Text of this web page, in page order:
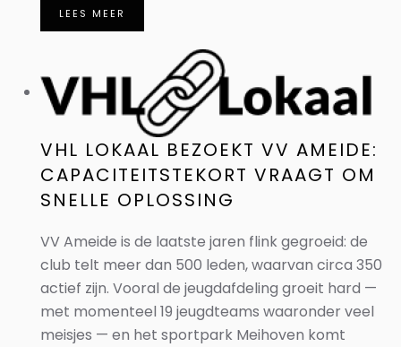
LEES MEER
VHL LOKAAL BEZOEKT VV AMEIDE:
CAPACITEITSTEKORT VRAAGT OM
SNELLE OPLOSSING
VV Ameide is de laatste jaren flink gegroeid: de
club telt meer dan 500 leden, waarvan circa 350
actief zijn. Vooral de jeugdafdeling groeit hard —
met momenteel 19 jeugdteams waaronder veel
meisjes — en het sportpark Meihoven komt